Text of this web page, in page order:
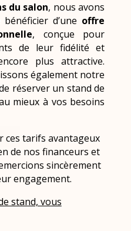
du salon, nous avons
d’une offre
, conçue pour
de leur fidélité et
plus attractive.
également notre
réserver un stand de
mieux à vos besoins
ces tarifs avantageux
de nos financeurs et
sincèrement
engagement.
stand, vous